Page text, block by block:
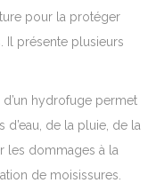
pour la protéger
Il présente plusieurs
d’un hydrofuge permet
de la pluie, de la
les dommages à la
de moisissures.